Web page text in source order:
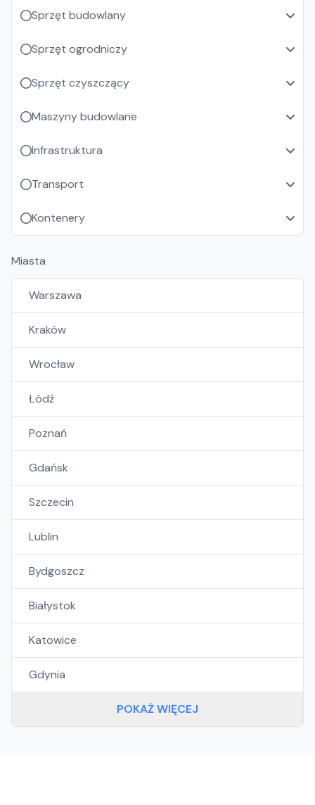
Sprzęt budowlany
Sprzęt ogrodniczy
Sprzęt czyszczący
Maszyny budowlane
Infrastruktura
Transport
Kontenery
Miasta
Warszawa
Kraków
Wrocław
Łódź
Poznań
Gdańsk
Szczecin
Lublin
Bydgoszcz
Białystok
Katowice
Gdynia
POKAŻ WIĘCEJ